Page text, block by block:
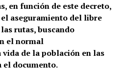
en función de este decreto,
aseguramiento del libre
rutas, buscando
el normal
de la población en las
el documento.